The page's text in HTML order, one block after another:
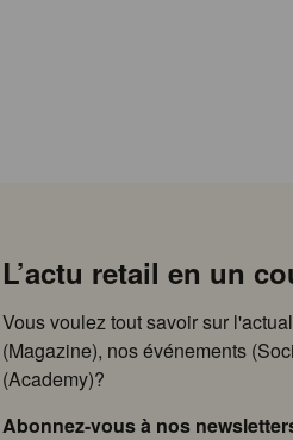
L’actu retail en un
Vous voulez tout savoir sur
(Magazine), nos événements
(Academy)?
Abonnez-vous à nos